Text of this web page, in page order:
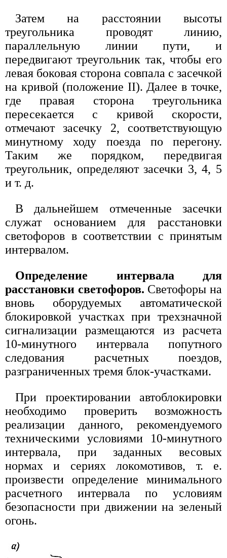
Затем на расстоянии высоты
треугольника проводят линию,
параллельную линии пути, и
передвигают треугольник так, чтобы его
левая боковая сторона совпала с засечкой
на кривой (положение II). Далее в точке,
где правая сторона треугольника
пересекается с кривой скорости,
отмечают засечку 2, соответствующую
минутному ходу поезда по перегону.
Таким же порядком, передвигая
треугольник, определяют засечки 3, 4, 5
и т. д.
В дальнейшем отмеченные засечки
служат основанием для расстановки
светофоров в соответствии с принятым
интервалом.
Определение интервала для
расстановки светофоров. Светофоры на
вновь оборудуемых автоматической
блокировкой участках при трехзначной
сигнализации размещаются из расчета
10-минутного интервала попутного
следования расчетных поездов,
разграниченных тремя блок-участками.
При проектировании автоблокировки
необходимо проверить возможность
реализации данного, рекомендуемого
техническими условиями 10-минутного
интервала, при заданных весовых
нормах и сериях локомотивов, т. е.
произвести определение минимального
расчетного интервала по условиям
безопасности при движении на зеленый
огонь.